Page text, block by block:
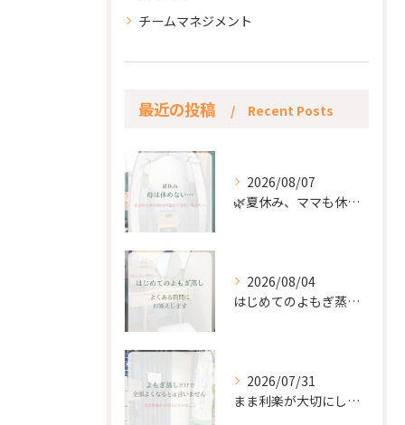
チームマネジメント
最近の投稿 Recent Posts
2026/08/07
🌿夏休み、ママも休もう🌿
2026/08/04
はじめてのよもぎ蒸し。
2026/07/31
まま利楽が大切にしていること✨